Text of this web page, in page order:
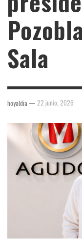
Sala
hoyaldia — 22 junio, 2026